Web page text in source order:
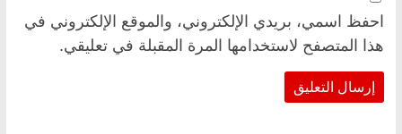
احفظ اسمي، بريدي الإلكتروني، والموقع الإلكتروني في
هذا المتصفح لاستخدامها المرة المقبلة في تعليقي.